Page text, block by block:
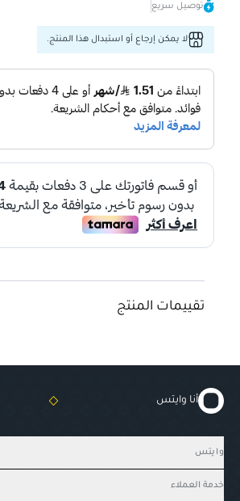
توصيل سريع
لا يمكن إرجاع أو استبدال هذا المنتج.
تقييمات المنتج
أنا وايتس
وايتس
خدمة العملاء